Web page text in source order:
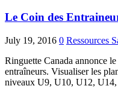
Le Coin des
July 19, 2016 0 Ressources
Ringuette Canada annonce
entraîneurs. Visualiser les
niveaux U9, U10, U12,